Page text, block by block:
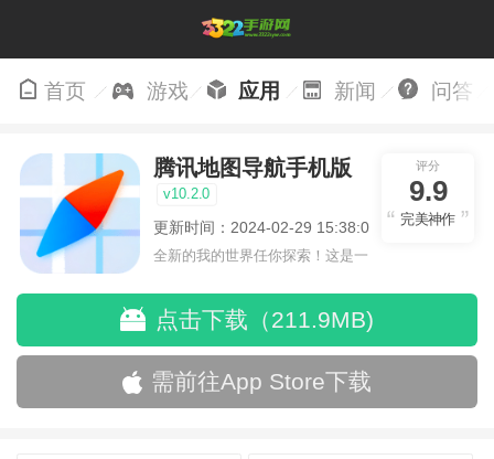
首页 游戏 应用 新闻 问答
腾讯地图导航手机版
v10.2.0
更新时间：2024-02-29 15:38:03
全新的我的世界任你探索！这是一
评分
9.9
完美神作
点击下载（211.9MB)
需前往App Store下载